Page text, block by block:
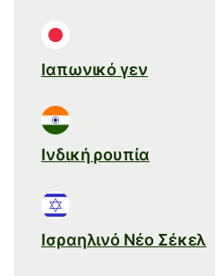
Ιαπωνικό γεν
Ινδική ρουπία
Ισραηλινό Νέο Σέκελ